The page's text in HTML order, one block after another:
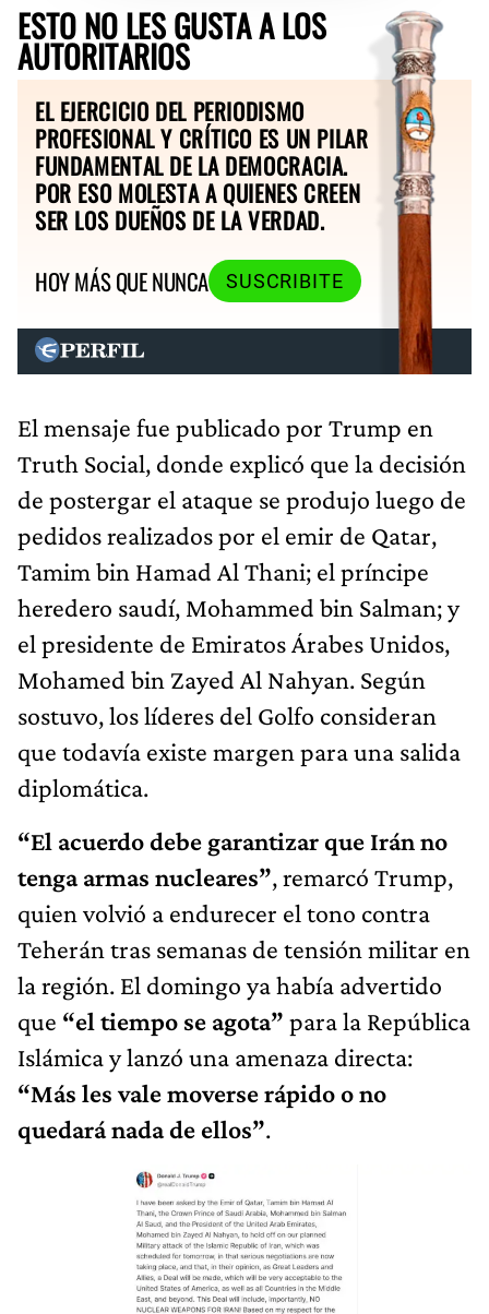
ESTO NO LES GUSTA A LOS
AUTORITARIOS
EL EJERCICIO DEL PERIODISMO
PROFESIONAL Y CRÍTICO ES UN PILAR
FUNDAMENTAL DE LA DEMOCRACIA.
POR ESO MOLESTA A QUIENES CREEN
SER LOS DUEÑOS DE LA VERDAD.
HOY MÁS QUE NUNCA
SUSCRIBITE
El mensaje fue publicado por Trump en
Truth Social, donde explicó que la decisión
de postergar el ataque se produjo luego de
pedidos realizados por el emir de Qatar,
Tamim bin Hamad Al Thani; el príncipe
heredero saudí, Mohammed bin Salman; y
el presidente de Emiratos Árabes Unidos,
Mohamed bin Zayed Al Nahyan. Según
sostuvo, los líderes del Golfo consideran
que todavía existe margen para una salida
diplomática.
“El acuerdo debe garantizar que Irán no
tenga armas nucleares”, remarcó Trump,
quien volvió a endurecer el tono contra
Teherán tras semanas de tensión militar en
la región. El domingo ya había advertido
que “el tiempo se agota” para la República
Islámica y lanzó una amenaza directa:
“Más les vale moverse rápido o no
quedará nada de ellos”.